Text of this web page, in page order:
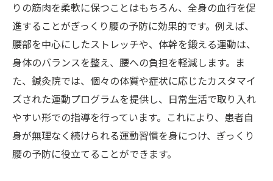
りの筋肉を柔軟に保つことはもちろん、全身の血行を促
進することがぎっくり腰の予防に効果的です。例えば、
腰部を中心にしたストレッチや、体幹を鍛える運動は、
身体のバランスを整え、腰への負担を軽減します。ま
た、鍼灸院では、個々の体質や症状に応じたカスタマイ
ズされた運動プログラムを提供し、日常生活で取り入れ
やすい形での指導を行っています。これにより、患者自
身が無理なく続けられる運動習慣を身につけ、ぎっくり
腰の予防に役立てることができます。